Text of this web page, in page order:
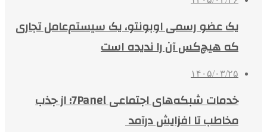
یک عضو رسمی اوبونتو، یک سیستم‌عامل تجاری
که هیچ‌کس آن را ندیده است
۱۴۰۵/۰۳/۲۵
خدمات شبکه‌های اجتماعی 7Panel؛ از جذب
مخاطب تا افزایش درآمد